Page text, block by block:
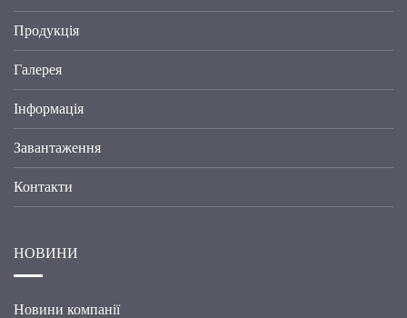
Продукція
Галерея
Інформація
Завантаження
Контакти
НОВИНИ
Новини компанії